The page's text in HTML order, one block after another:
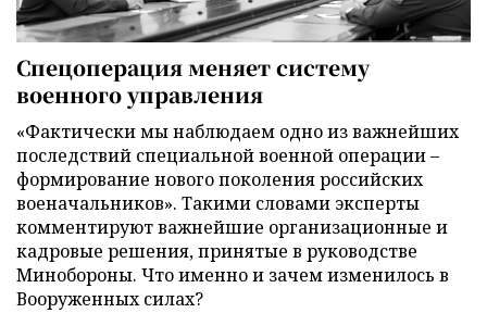
Спецоперация меняет систему
военного управления
«Фактически мы наблюдаем одно из важнейших
последствий специальной военной операции –
формирование нового поколения российских
военачальников». Такими словами эксперты
комментируют важнейшие организационные и
кадровые решения, принятые в руководстве
Минобороны. Что именно и зачем изменилось в
Вооруженных силах?